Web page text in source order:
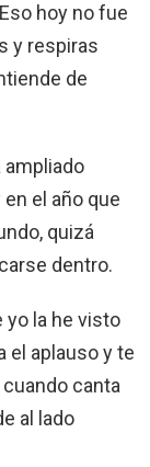
Eso hoy no fue
y respiras
de
ampliado
el año que
quizá
dentro.
yo la he visto
el aplauso y te
canta
al lado